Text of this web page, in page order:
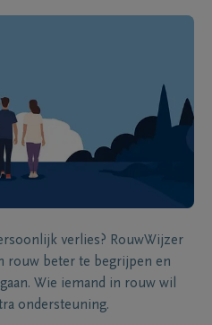
verlies? RouwWijzer
rouw beter te begrijpen en
Wie iemand in rouw wil
ondersteuning.